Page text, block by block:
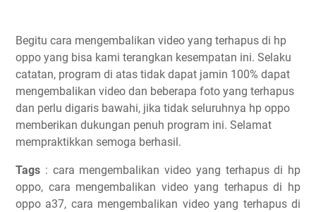
Begitu cara mengembalikan video yang terhapus di hp
oppo yang bisa kami terangkan kesempatan ini. Selaku
catatan, program di atas tidak dapat jamin 100% dapat
mengembalikan video dan beberapa foto yang terhapus
dan perlu digaris bawahi, jika tidak seluruhnya hp oppo
memberikan dukungan penuh program ini. Selamat
mempraktikkan semoga berhasil.
Tags : cara mengembalikan video yang terhapus di hp
oppo, cara mengembalikan video yang terhapus di hp
oppo a37, cara mengembalikan video yang terhapus di